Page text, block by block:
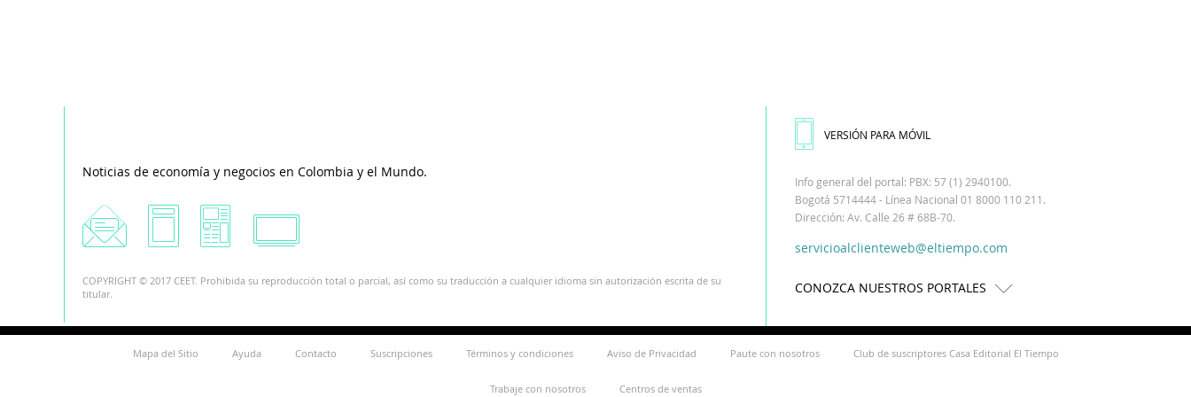
Noticias de economía y negocios en Colombia y el Mundo.
COPYRIGHT © 2017 CEET. Prohibida su reproducción total o parcial, así como su traducción a cualquier idioma sin autorización escrita de su
titular.
VERSIÓN PARA MÓVIL
Info general del portal: PBX: 57 (1) 2940100.
Bogotá 5714444 - Línea Nacional 01 8000 110 211.
Dirección: Av. Calle 26 # 68B-70.
servicioalclienteweb@eltiempo.com
CONOZCA NUESTROS PORTALES
Mapa del Sitio Ayuda Contacto Suscripciones Términos y condiciones Aviso de Privacidad Paute con nosotros Club de suscriptores Casa Editorial El Tiempo
Trabaje con nosotros Centros de ventas